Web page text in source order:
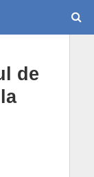
de